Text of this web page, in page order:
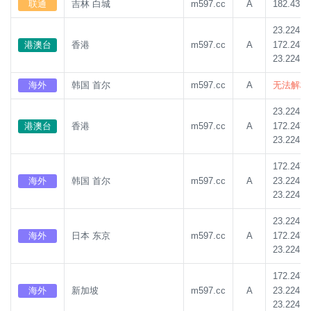
联通 吉林 白城 m597.cc A
港澳台 香港 m597.cc A
海外 韩国 首尔 m597.cc A 无法解析
港澳台 香港 m597.cc A
海外 韩国 首尔 m597.cc A
海外 日本 东京 m597.cc A
海外 新加坡 m597.cc A